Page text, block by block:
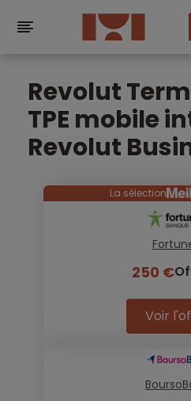
Revolut
TPE mobile
Revolut
La sélection
250 €
Voir